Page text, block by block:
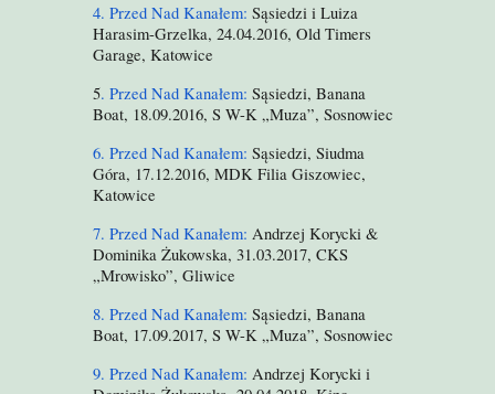
4. Przed Nad Kanałem: Sąsiedzi i Luiza
Harasim-Grzelka, 24.04.2016, Old Timers
Garage, Katowice
5. Przed Nad Kanałem: Sąsiedzi, Banana
Boat, 18.09.2016, S W-K „Muza”, Sosnowiec
6. Przed Nad Kanałem: Sąsiedzi, Siudma
Góra, 17.12.2016, MDK Filia Giszowiec,
Katowice
7. Przed Nad Kanałem: Andrzej Korycki &
Dominika Żukowska, 31.03.2017, CKS
„Mrowisko”, Gliwice
8. Przed Nad Kanałem: Sąsiedzi, Banana
Boat, 17.09.2017, S W-K „Muza”, Sosnowiec
9. Przed Nad Kanałem: Andrzej Korycki i